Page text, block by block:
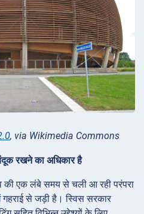
, via Wikimedia Commons
रखने का अधिकार है
की एक लंबे समय से चली आ रही परंपरा
से जड़ी है। स्विस सरकार